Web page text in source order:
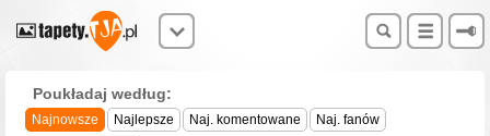
Poukładaj według:
Najnowsze Najlepsze Naj. komentowane
Naj. fanów